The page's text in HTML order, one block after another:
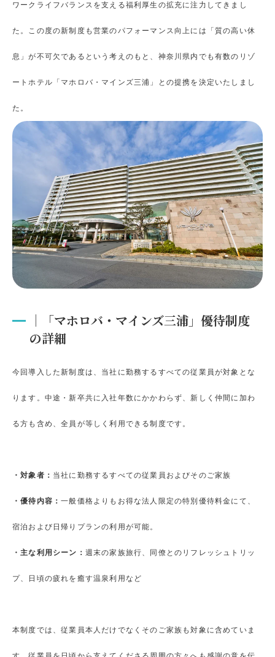
ワークライフバランスを支える福利厚生の拡充に注力してきまし
た。この度の新制度も営業のパフォーマンス向上には「質の高い休
息」が不可欠であるという考えのもと、神奈川県内でも有数のリゾ
ートホテル「マホロバ・マインズ三浦」との提携を決定いたしまし
た。
｜「マホロバ・マインズ三浦」優待制度
の詳細
今回導入した新制度は、当社に勤務するすべての従業員が対象とな
ります。中途・新卒共に入社年数にかかわらず、新しく仲間に加わ
る方も含め、全員が等しく利用できる制度です。
・対象者： 当社に勤務するすべての従業員およびそのご家族
・優待内容：一般価格よりもお得な法人限定の特別優待料金にて、
宿泊および日帰りプランの利用が可能。
・主な利用シーン： 週末の家族旅行、同僚とのリフレッシュトリッ
プ、日頃の疲れを癒す温泉利用など
本制度では、従業員本人だけでなくそのご家族も対象に含めていま